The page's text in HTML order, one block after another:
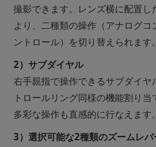
撮影できます。レンズ横に配置し
より、二種類の操作（アナログコ
ントロール）を切り替えられます。
2）サブダイヤル
右手親指で操作できるサブダイヤ
トロールリング同様の機能割り
多彩な操作も直感的に行なえます。
3）選択可能な2種類のズームレバ